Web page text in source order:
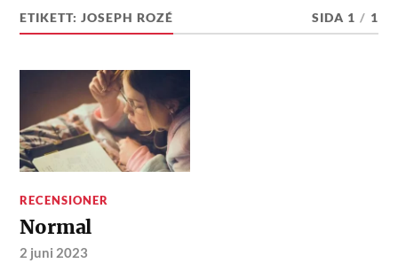
ETIKETT:JOSEPH ROZÉ SIDA 1 / 1
RECENSIONER
Normal
2 juni 2023